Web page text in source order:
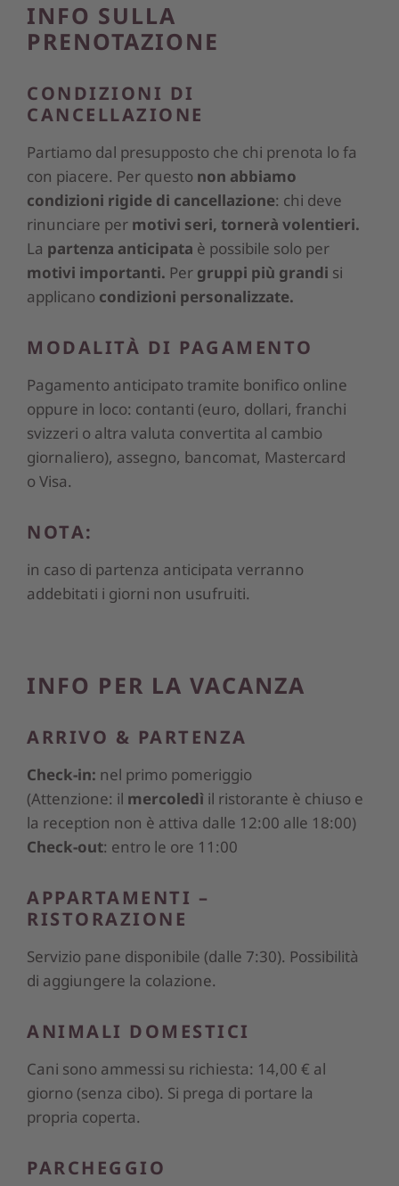
INFO SULLA
PRENOTAZIONE
CONDIZIONI DI
CANCELLAZIONE
Partiamo dal presupposto che chi prenota lo fa
con piacere. Per questo non abbiamo
condizioni rigide di cancellazione: chi deve
rinunciare per motivi seri, tornerà volentieri.
La partenza anticipata è possibile solo per
motivi importanti. Per gruppi più grandi si
applicano condizioni personalizzate.
MODALITÀ DI PAGAMENTO
Pagamento anticipato tramite bonifico online
oppure in loco: contanti (euro, dollari, franchi
svizzeri o altra valuta convertita al cambio
giornaliero), assegno, bancomat, Mastercard
o Visa.
NOTA:
in caso di partenza anticipata verranno
addebitati i giorni non usufruiti.
INFO PER LA VACANZA
ARRIVO & PARTENZA
Check-in: nel primo pomeriggio
(Attenzione: il mercoledì il ristorante è chiuso e
la reception non è attiva dalle 12:00 alle 18:00)
Check-out: entro le ore 11:00
APPARTAMENTI –
RISTORAZIONE
Servizio pane disponibile (dalle 7:30). Possibilità
di aggiungere la colazione.
ANIMALI DOMESTICI
Cani sono ammessi su richiesta: 14,00 € al
giorno (senza cibo). Si prega di portare la
propria coperta.
PARCHEGGIO